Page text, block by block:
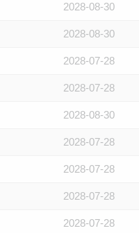
2028-08-30
2028-08-30
2028-07-28
2028-07-28
2028-08-30
2028-07-28
2028-07-28
2028-07-28
2028-07-28